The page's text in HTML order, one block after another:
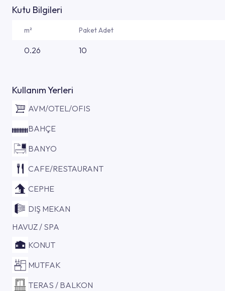
Kutu Bilgileri
m² Paket Adet
0.26 10
Kullanım Yerleri
AVM/OTEL/OFIS
BAHÇE
BANYO
CAFE/RESTAURANT
CEPHE
DIŞ MEKAN
HAVUZ / SPA
KONUT
MUTFAK
TERAS / BALKON